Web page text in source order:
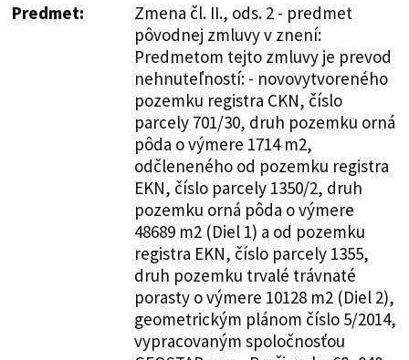
Predmet:
Zmena čl. II., ods. 2 - predmet
pôvodnej zmluvy v znení:
Predmetom tejto zmluvy je prevod
nehnuteľností: - novovytvoreného
pozemku registra CKN, číslo
parcely 701/30, druh pozemku orná
pôda o výmere 1714 m2,
odčleneného od pozemku registra
EKN, číslo parcely 1350/2, druh
pozemku orná pôda o výmere
48689 m2 (Diel 1) a od pozemku
registra EKN, číslo parcely 1355,
druh pozemku trvalé trávnaté
porasty o výmere 10128 m2 (Diel 2),
geometrickým plánom číslo 5/2014,
vypracovaným spoločnosťou